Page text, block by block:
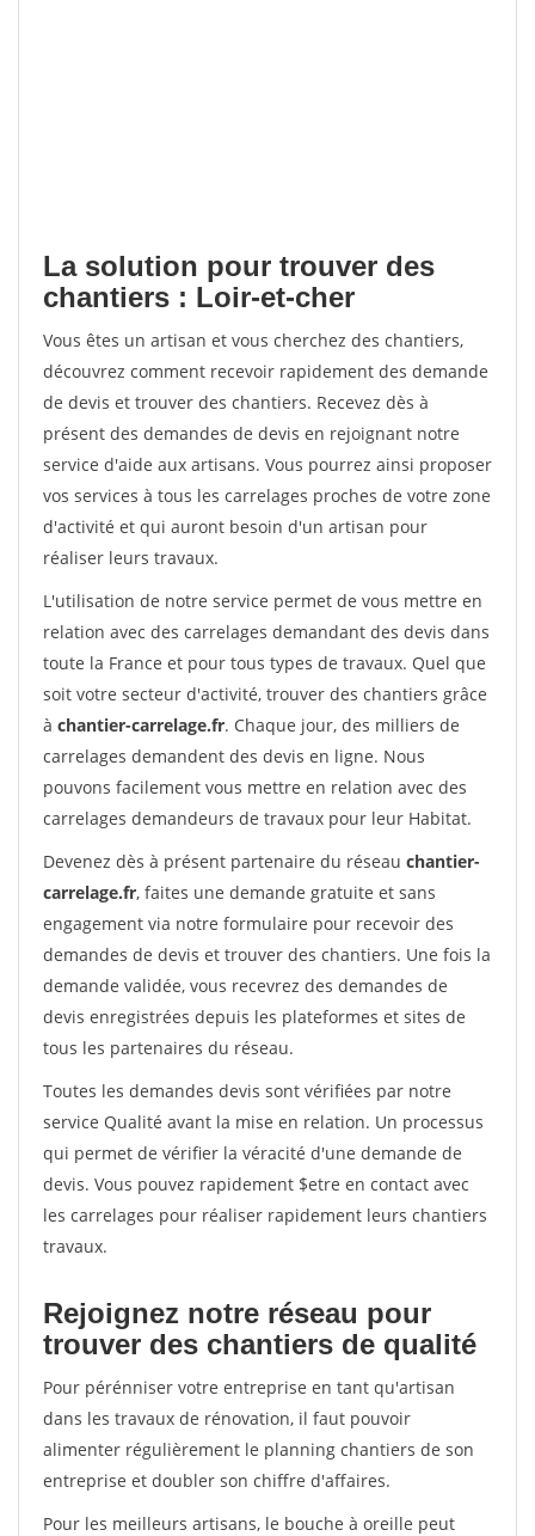
La solution pour trouver des
chantiers : Loir-et-cher
Vous êtes un artisan et vous cherchez des chantiers,
découvrez comment recevoir rapidement des demande
de devis et trouver des chantiers. Recevez dès à
présent des demandes de devis en rejoignant notre
service d'aide aux artisans. Vous pourrez ainsi proposer
vos services à tous les carrelages proches de votre zone
d'activité et qui auront besoin d'un artisan pour
réaliser leurs travaux.
L'utilisation de notre service permet de vous mettre en
relation avec des carrelages demandant des devis dans
toute la France et pour tous types de travaux. Quel que
soit votre secteur d'activité, trouver des chantiers grâce
à chantier-carrelage.fr. Chaque jour, des milliers de
carrelages demandent des devis en ligne. Nous
pouvons facilement vous mettre en relation avec des
carrelages demandeurs de travaux pour leur Habitat.
Devenez dès à présent partenaire du réseau chantier-
carrelage.fr, faites une demande gratuite et sans
engagement via notre formulaire pour recevoir des
demandes de devis et trouver des chantiers. Une fois la
demande validée, vous recevrez des demandes de
devis enregistrées depuis les plateformes et sites de
tous les partenaires du réseau.
Toutes les demandes devis sont vérifiées par notre
service Qualité avant la mise en relation. Un processus
qui permet de vérifier la véracité d'une demande de
devis. Vous pouvez rapidement $etre en contact avec
les carrelages pour réaliser rapidement leurs chantiers
travaux.
Rejoignez notre réseau pour
trouver des chantiers de qualité
Pour pérénniser votre entreprise en tant qu'artisan
dans les travaux de rénovation, il faut pouvoir
alimenter régulièrement le planning chantiers de son
entreprise et doubler son chiffre d'affaires.
Pour les meilleurs artisans, le bouche à oreille peut